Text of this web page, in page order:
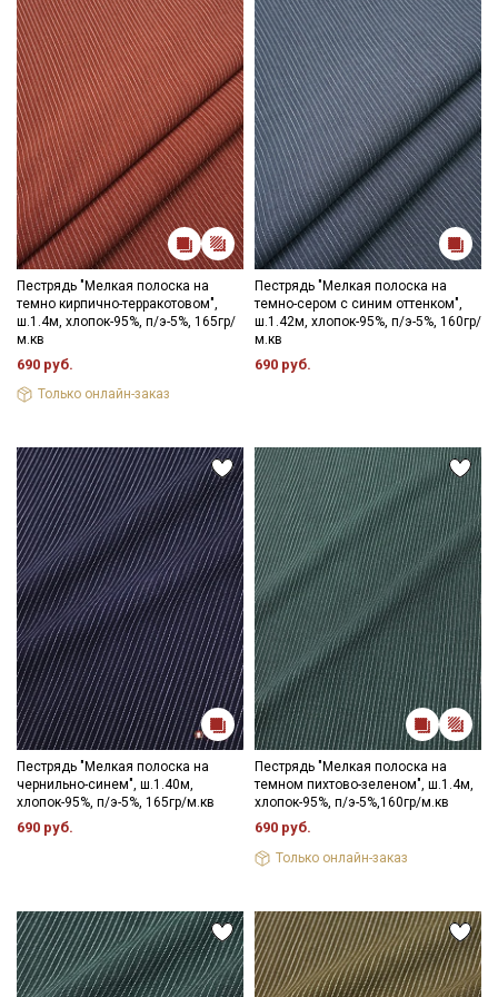
соответствия цвета рекомендуем заказать образец ткани или
связаться с менеджером для уточнения наличия образцов и
цвета перед оформлением заказа.
Пестрядь "Мелкая полоска на
темно кирпично-терракотовом",
ш.1.4м, хлопок-95%, п/э-5%, 165гр/
м.кв
690 руб.
Только онлайн-заказ
Пестрядь "Мелкая полоска на
темно-сером с синим оттенком",
ш.1.42м, хлопок-95%, п/э-5%, 160гр/
м.кв
690 руб.
Пестрядь "Мелкая полоска на
чернильно-синем", ш.1.40м,
хлопок-95%, п/э-5%, 165гр/м.кв
690 руб.
Пестрядь "Мелкая полоска на
темном пихтово-зеленом", ш.1.4м,
хлопок-95%, п/э-5%,160гр/м.кв
690 руб.
Только онлайн-заказ